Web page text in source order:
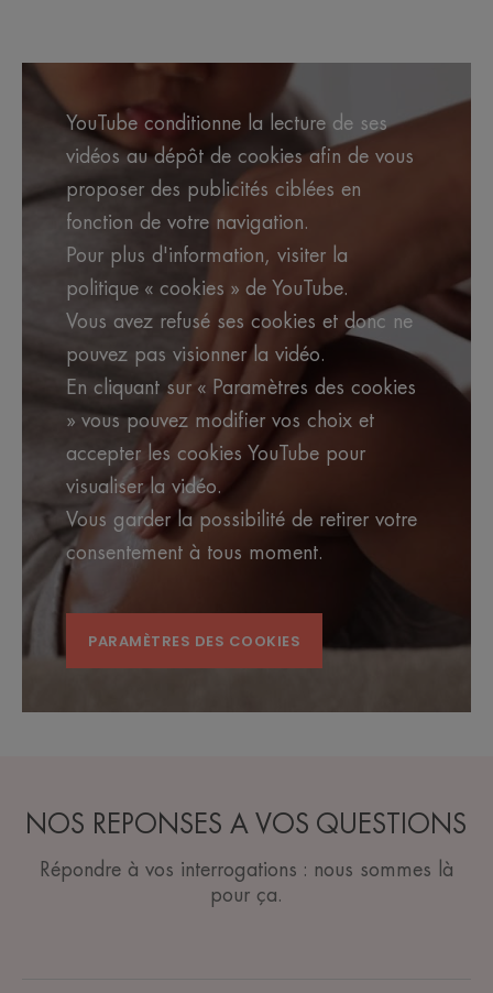
YouTube conditionne la lecture de ses
vidéos au dépôt de cookies afin de vous
proposer des publicités ciblées en
fonction de votre navigation.
Pour plus d'information, visiter la
politique « cookies » de YouTube.
Vous avez refusé ses cookies et donc ne
pouvez pas visionner la vidéo.
En cliquant sur « Paramètres des cookies
» vous pouvez modifier vos choix et
accepter les cookies YouTube pour
visualiser la vidéo.
Vous garder la possibilité de retirer votre
consentement à tous moment.
PARAMÈTRES DES COOKIES
NOS REPONSES A VOS QUESTIONS
Répondre à vos interrogations : nous sommes là
pour ça.